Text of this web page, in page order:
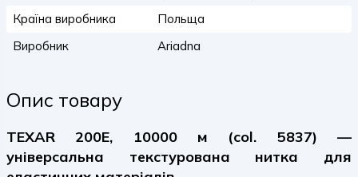
Країна виробника
Польща
Виробник
Ariadna
Опис товару
TEXAR 200E, 10000 м (col. 5837) —
універсальна текстурована нитка для